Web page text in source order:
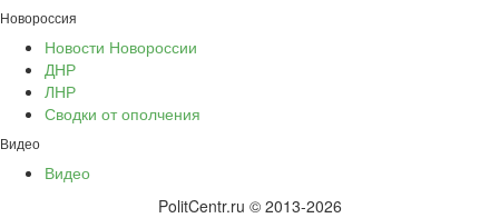
Новороссия
Новости Новороссии
ДНР
ЛНР
Сводки от ополчения
Видео
Видео
PolitCentr.ru © 2013-2026